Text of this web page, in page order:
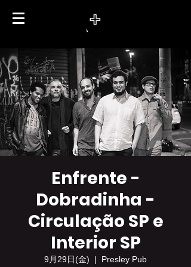
Enfrente -
Dobradinha -
Circulação SP e
Interior SP
9月29日(金)
  |
Presley Pub